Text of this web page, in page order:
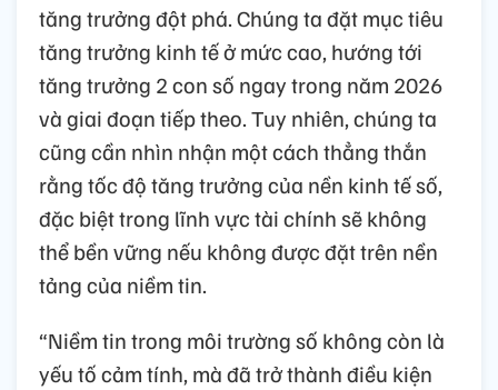
tăng trưởng đột phá. Chúng ta đặt mục tiêu
tăng trưởng kinh tế ở mức cao, hướng tới
tăng trưởng 2 con số ngay trong năm 2026
và giai đoạn tiếp theo. Tuy nhiên, chúng ta
cũng cần nhìn nhận một cách thẳng thắn
rằng tốc độ tăng trưởng của nền kinh tế số,
đặc biệt trong lĩnh vực tài chính sẽ không
thể bền vững nếu không được đặt trên nền
tảng của niềm tin.
“Niềm tin trong môi trường số không còn là
yếu tố cảm tính, mà đã trở thành điều kiện